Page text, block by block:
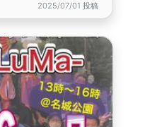
2025/07/01 投稿